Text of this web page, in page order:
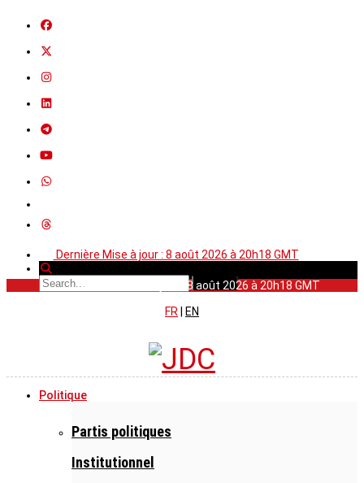
Dernière Mise à jour : 8 août 2026 à 20h18 GMT
Dernière Mise à jour : 8 août 2026 à 20h18 GMT
FR
EN
Politique
Partis politiques
Institutionnel